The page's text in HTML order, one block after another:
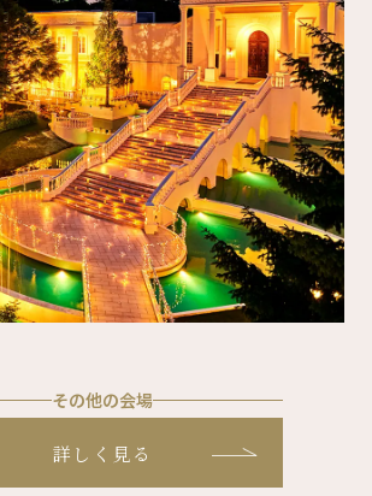
その他の会場
詳しく見る